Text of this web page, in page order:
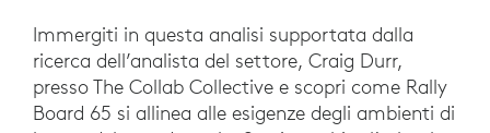
Immergiti in questa analisi supportata dalla
ricerca dell’analista del settore, Craig Durr,
presso The Collab Collective e scopri come Rally
Board 65 si allinea alle esigenze degli ambienti di